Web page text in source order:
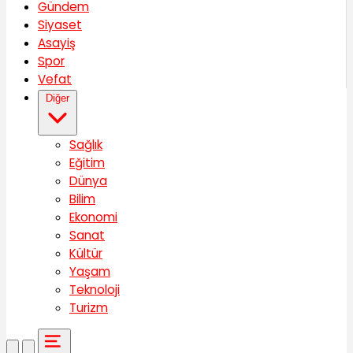
Gündem
Siyaset
Asayiş
Spor
Vefat
Diğer
Sağlık
Eğitim
Dünya
Bilim
Ekonomi
Sanat
Kültür
Yaşam
Teknoloji
Turizm